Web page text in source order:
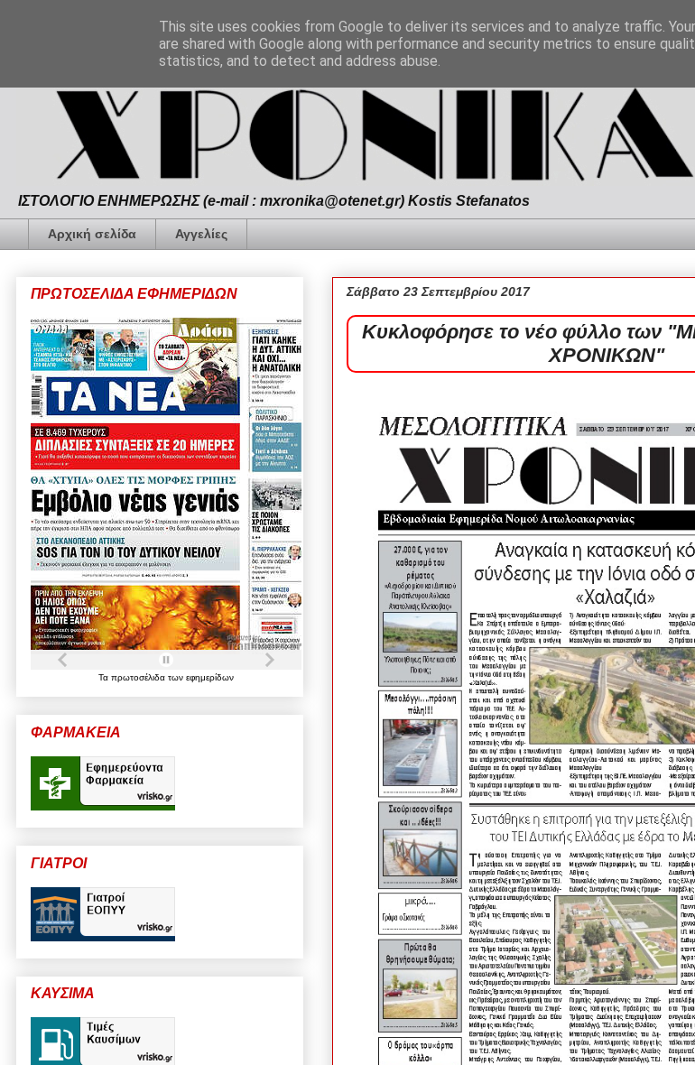
ΙΣΤΟΛΟΓΙΟ ΕΝΗΜΕΡΩΣΗΣ (e-mail : mxronika@otenet.gr) Kostis Stefanatos
Αρχική σελίδα Αγγελίες
Σάββατο 23 Σεπτεμβρίου 2017
Κυκλοφόρησε το νέο φύλλο των
ΧΡΟΝΙΚΩΝ"
ΠΡΩΤΟΣΕΛΙΔΑ ΕΦΗΜΕΡΙΔΩΝ
Τα πρωτοσέλιδα των εφημερίδων
ΦΑΡΜΑΚΕΙΑ
ΓΙΑΤΡΟΙ
ΚΑΥΣΙΜΑ
This site uses cookies from Google to deliver its services and to analyze traffic.
are shared with Google along with performance and security metrics to ensure
statistics, and to detect and address abuse.